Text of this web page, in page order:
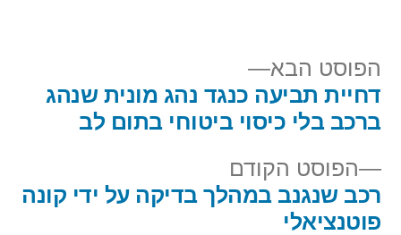
הפוסט הקודם
רכב שנגנב במהלך בדיקה על ידי קונה
פוטנציאלי
הפוסט הבא
דחיית תביעה כנגד נהג מונית שנהג
ברכב בלי כיסוי ביטוחי בתום לב